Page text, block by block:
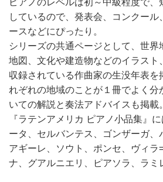
ピアノのレベルは初～中級程度で
しているので、発表会、コンクー
ースなどにぴったり。
シリーズの共通ページとして、世界
地図、文化や建造物などのイラスト
収録されている作曲家の生没年表を
れぞれの地域のことが１冊でよく分
いての解説と奏法アドバイスも掲載。
『ラテンアメリカ ピアノ小品集』
ータ、セルバンテス、ゴンザーガ、
アギーレ、ソウト、ポンセ、ヴィラ
ナ、グアルニエリ、ピアソラ、ラミ